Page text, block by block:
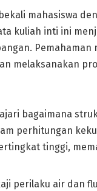
mahasiswa
kuliah inti ini
melaksanakan
bagaimana
perhitungan
tinggi,
perilaku air dan